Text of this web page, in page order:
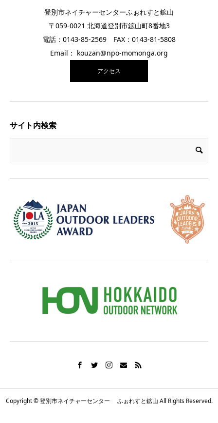
登別市ネイチャーセンターふぉれすと鉱山
〒059-0021 北海道登別市鉱山町8番地3
電話：0143-85-2569 FAX：0143-81-5808
Email： kouzan@npo-momonga.org
アクセス
サイト内検索
Copyright © 登別市ネイチャーセンター ふぉれすと鉱山 All Rights Reserved.